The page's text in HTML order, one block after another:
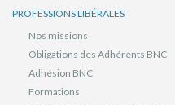
PROFESSIONS LIBÉRALES
Nos missions
Obligations des Adhérents BNC
Adhésion BNC
Formations